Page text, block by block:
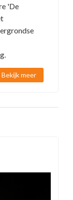
'De
Bekijk meer